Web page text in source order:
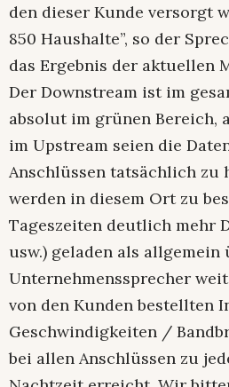
den dieser Kunde versorgt
850 Haushalte”, so der
das Ergebnis der aktuellen
Der Downstream ist im
absolut im grünen Bereich,
im Upstream seien die
Anschlüssen tatsächlich zu
werden in diesem Ort zu
Tageszeiten deutlich mehr
usw.) geladen als allgemein
Unternehmenssprecher
von den Kunden bestellten
Geschwindigkeiten /
bei allen Anschlüssen zu